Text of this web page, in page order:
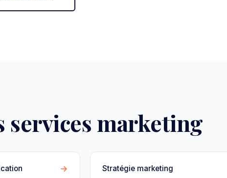
services marketing
→ Stratégie marketing